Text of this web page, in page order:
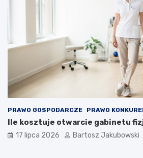
PRAWO GOSPODARCZE PRAWO
Ile kosztuje otwarcie gabinetu
17 lipca 2026 Bartosz Jakubowski